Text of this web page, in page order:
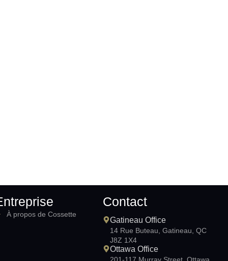
À propos de Cossette
Contact
Gatineau Office
14 Rue Buteau, Gatineau, QC
J8Z 1X4
Ottawa Office